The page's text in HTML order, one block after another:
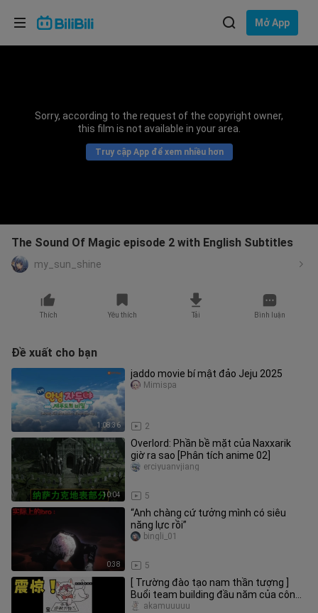
Mở App
Sorry, according to the request of the copyright owner,
this film is not available in your area.
Truy cập App để xem nhiều hơn
The Sound Of Magic episode 2 with English Subtitles
my_sun_shine
Thích Yêu thích Tải Bình luận
Đề xuất cho bạn
1:08:36
jaddo movie bí mật đảo Jeju 2025
2
Mimispa
10:04
Overlord: Phần bề mặt của Naxxarik
giờ ra sao [Phân tích anime 02]
5
erciyuanvjiang
0:38
“Anh chàng cứ tưởng mình có siêu
năng lực rồi”
5
bingli_01
[ Trường đào tạo nam thần tượng ]
Buổi team building đầu năm của công
ty cospro hóa ra lại như thế n
akamuuuuu
Lựa chọn ngôn ngữ
Bahasa Indonesia